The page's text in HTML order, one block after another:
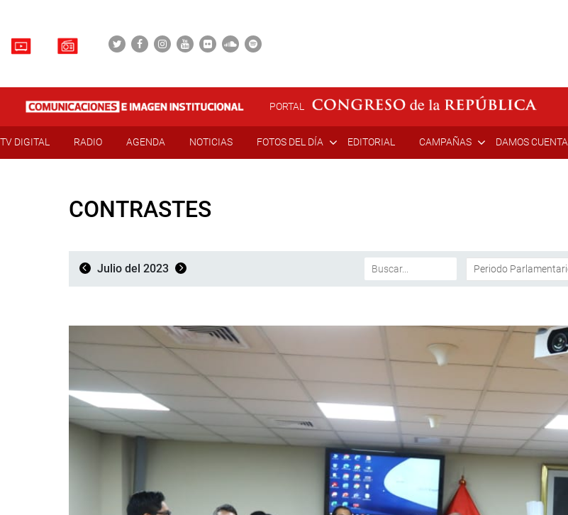
PORTAL
TV DIGITAL RADIO AGENDA NOTICIAS FOTOS DEL DÍA EDITORIAL CAMPAÑAS DAMOS CUENTA
CONTRASTES
Julio del 2023